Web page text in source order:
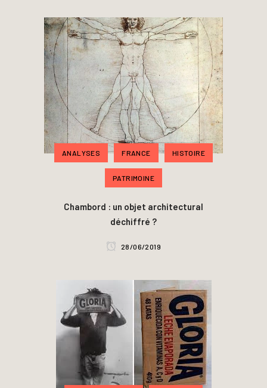
ANALYSES FRANCE HISTOIRE
PATRIMOINE
Chambord : un objet architectural
déchiffré ?
28/06/2019